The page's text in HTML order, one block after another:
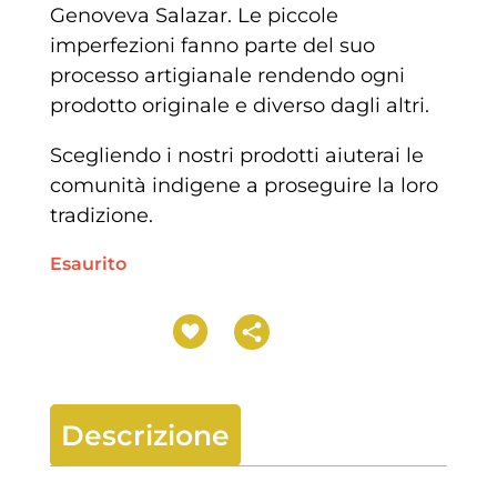
Genoveva Salazar. Le piccole
imperfezioni fanno parte del suo
processo artigianale rendendo ogni
prodotto originale e diverso dagli altri.
Scegliendo i nostri prodotti aiuterai le
comunità indigene a proseguire la loro
tradizione.
Esaurito
Descrizione